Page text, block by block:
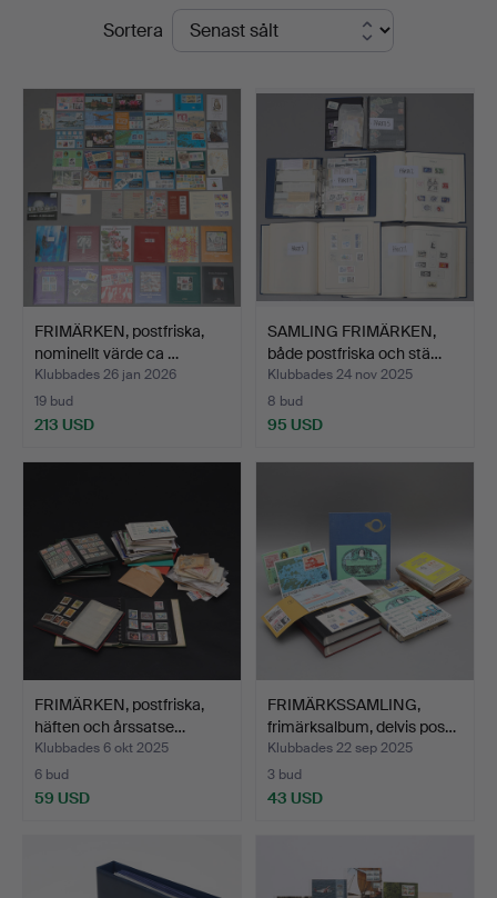
SlutpriserSortera
FRIMÄRKEN, postfriska,
nominellt värde ca …
Klubbades 26 jan 2026
19 bud
213 USD
SAMLING FRIMÄRKEN,
både postfriska och stä…
Klubbades 24 nov 2025
8 bud
95 USD
FRIMÄRKEN, postfriska,
häften och årssatse…
Klubbades 6 okt 2025
6 bud
59 USD
FRIMÄRKSSAMLING,
frimärksalbum, delvis pos…
Klubbades 22 sep 2025
3 bud
43 USD